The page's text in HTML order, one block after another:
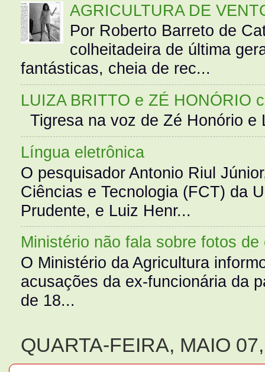
AGRICULTURA DE
Por Roberto Barreto de
colheitadeira de última
fantásticas, cheia de rec...
LUIZA BRITTO e ZÉ HONÓRIO
Tigresa na voz de Zé Honório
Língua eletrônica
O pesquisador Antonio Riul
Ciências e Tecnologia (FCT) da
Prudente, e Luiz Henr...
Ministério não fala sobre fotos de
O Ministério da Agricultura
acusações da ex-funcionária da
de 18...
QUARTA-FEIRA, MAIO